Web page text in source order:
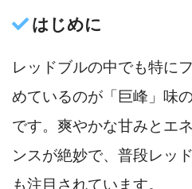
はじめに
レッドブルの中でも特に
めているのが「巨峰」味
です。爽やかな甘みとエ
ンスが絶妙で、普段レッ
も注目されています。